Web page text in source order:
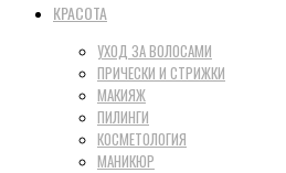
КРАСОТА
УХОД ЗА ВОЛОСАМИ
ПРИЧЕСКИ И СТРИЖКИ
МАКИЯЖ
ПИЛИНГИ
КОСМЕТОЛОГИЯ
МАНИКЮР